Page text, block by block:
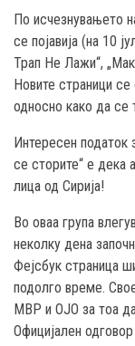
По исчезнувањето
се појавија (на 10
Трап Не Лажи“,
Новите страници се
односно како да се
Интересен податок
се сторите“ е дека
лица од Сирија!
Во оваа група
неколку дена
Фејсбук страница
подолго време.
МВР и ОЈО за тоа
Официјален